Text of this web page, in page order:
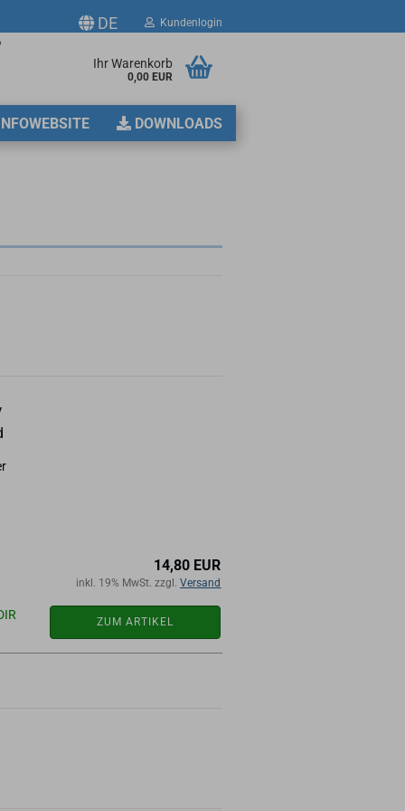
DE Kundenlogin
Ihr Warenkorb
0,00 EUR
DOWNLOADS
14,80 EUR
inkl. 19% MwSt. zzgl.Versand
ZUM ARTIKEL